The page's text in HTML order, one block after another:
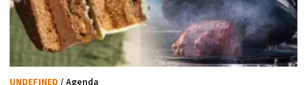
UNDEFINED / Agenda